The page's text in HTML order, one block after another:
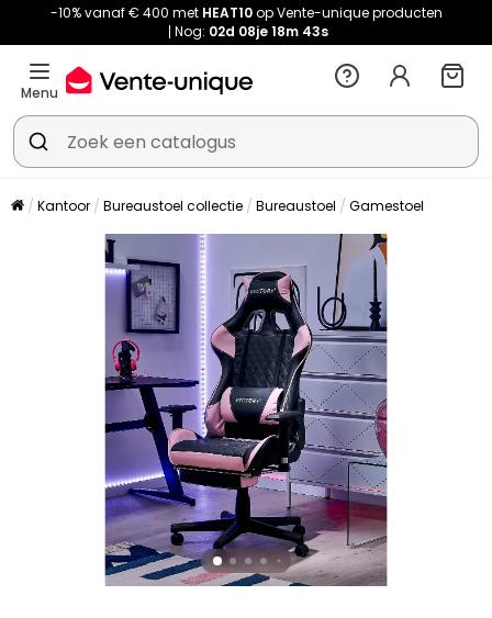
-10% vanaf € 400 met HEAT10op Vente-unique producten
Nog: 02d 08je18m 42s
Menu
Kantoor Bureaustoel collectie Bureaustoel Gamestoel